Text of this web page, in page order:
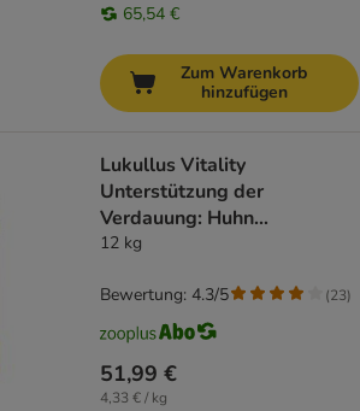
65,54 €
Zum Warenkorb
hinzufügen
Lukullus Vitality
Unterstützung der
Verdauung: Huhn
(getreidefrei)
12 kg
51,99 €
4,33 € / kg
Bewertung: 4.3/5 (23)